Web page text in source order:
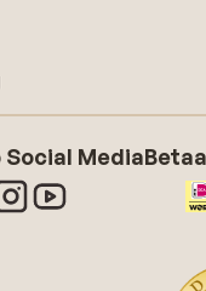
Social Media